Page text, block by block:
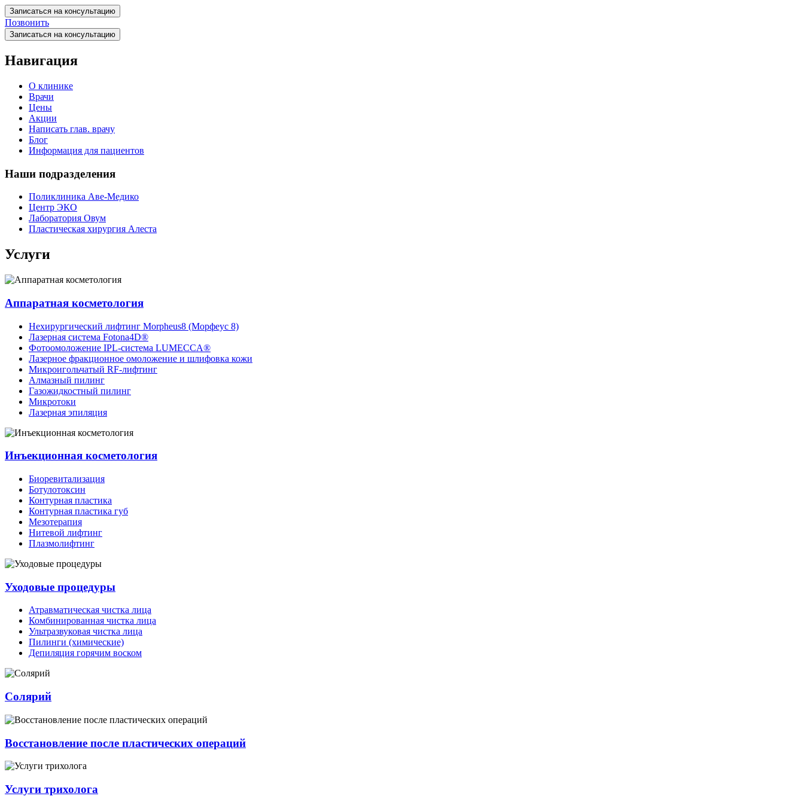
Записаться на консультацию
Позвонить
Записаться на консультацию
Навигация
О клинике
Врачи
Цены
Акции
Написать глав. врачу
Блог
Информация для пациентов
Наши подразделения
Поликлиника Аве-Медико
Центр ЭКО
Лаборатория Овум
Пластическая хирургия Алеста
Услуги
Аппаратная косметология
Нехирургический лифтинг Morpheus8 (Морфеус 8)
Лазерная система Fotona4D®
Фотоомоложение IPL-система LUMECCA®
Лазерное фракционное омоложение и шлифовка кожи
Микроигольчатый RF-лифтинг
Алмазный пилинг
Газожидкостный пилинг
Микротоки
Лазерная эпиляция
Инъекционная косметология
Биоревитализация
Ботулотоксин
Контурная пластика
Контурная пластика губ
Мезотерапия
Нитевой лифтинг
Плазмолифтинг
Уходовые процедуры
Атравматическая чистка лица
Комбинированная чистка лица
Ультразвуковая чистка лица
Пилинги (химические)
Депиляция горячим воском
Солярий
Восстановление после пластических операций
Услуги трихолога